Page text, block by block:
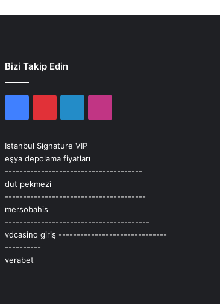
Bizi Takip Edin
Istanbul Signature VIP
eşya depolama fiyatları
--------------------------------------
dut pekmezi
---------------------------------------
mersobahis
----------------------------------------
vdcasino giriş ------------------------------
----------
verabet